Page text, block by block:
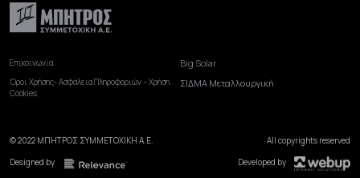
Επικοινωνία
Όροι Χρήσης- Ασφάλεια Πληροφοριών – Χρήση
Cookies
Big Solar
ΣΙΔΜΑ Μεταλλουργική
© 2022 ΜΠΗΤΡΟΣ ΣΥΜΜΕΤΟΧΙΚΗ Α.Ε.
All copyrights reserved
Designed by
Developed by